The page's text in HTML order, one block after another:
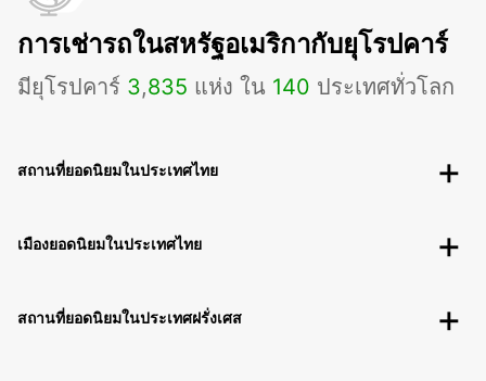
การเช่ารถในสหรัฐอเมริกากับยุโรปคาร์
มียุโรปคาร์ 3,835 แห่ง ใน 140 ประเทศทั่วโลก
สถานที่ยอดนิยมในประเทศไทย
เมืองยอดนิยมในประเทศไทย
สถานที่ยอดนิยมในประเทศฝรั่งเศส